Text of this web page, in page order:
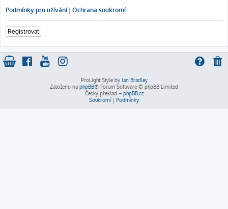
Podmínky pro užívání| Ochrana soukromí
Registrovat
ProLight Style by Ian Bradley
Založeno na phpBB® Forum Software © phpBB Limited
Český překlad – phpBB.cz
Soukromí| Podmínky